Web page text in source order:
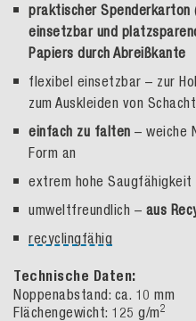
praktischer Spenderkarton
einsetzbar und
Papiers durch Abreißkante
flexibel einsetzbar – zur
zum Auskleiden von
einfach zu falten – weiche
Form an
extrem hohe Saugfähigkeit
umweltfreundlich – aus
recyclingfähig
Technische Daten:
Noppenabstand: ca. 10 mm
Flächengewicht: 125 g/m2